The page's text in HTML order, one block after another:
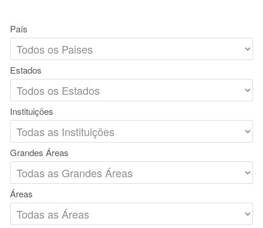
País
Estados
Instituições
Grandes Áreas
Áreas